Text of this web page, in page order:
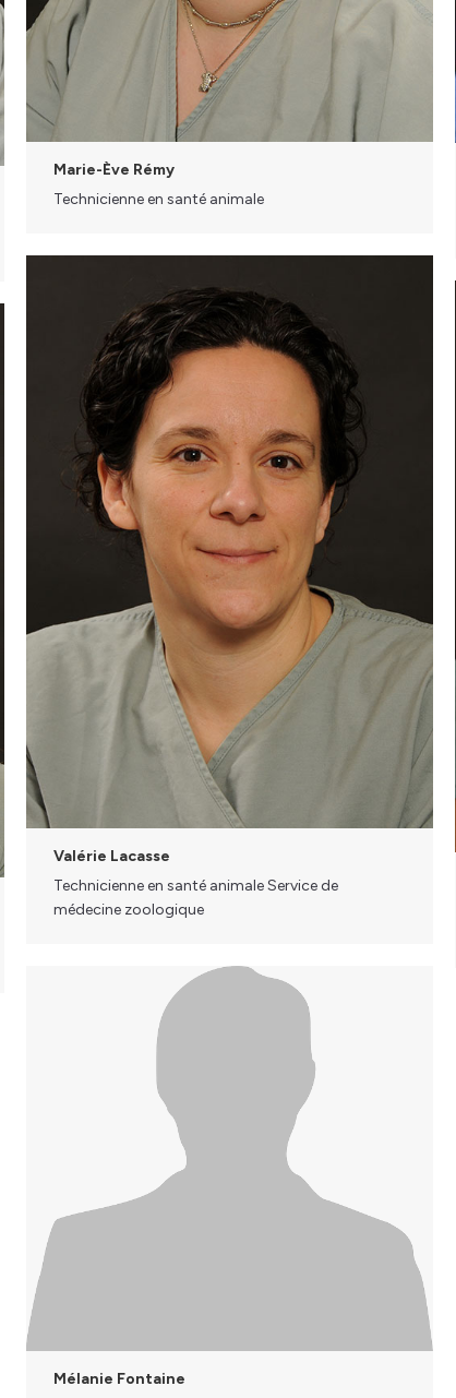
Marie-Ève Rémy
Technicienne en santé animale
Valérie Lacasse
Technicienne en santé animale Service de
médecine zoologique
Mélanie Fontaine